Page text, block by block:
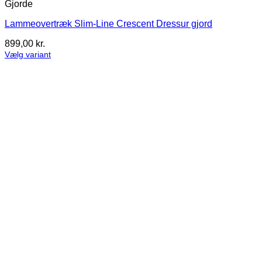
Gjorde
Lammeovertræk Slim-Line Crescent Dressur gjord
899,00 kr.
Vælg variant